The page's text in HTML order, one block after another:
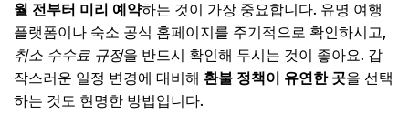
월 전부터 미리 예약하는 것이 가장 중요합니다. 유명 여행
플랫폼이나 숙소 공식 홈페이지를 주기적으로 확인하시고,
취소 수수료 규정을 반드시 확인해 두시는 것이 좋아요. 갑
작스러운 일정 변경에 대비해 환불 정책이 유연한 곳을 선택
하는 것도 현명한 방법입니다.